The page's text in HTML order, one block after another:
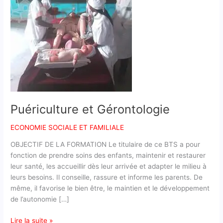
Puériculture et Gérontologie
ECONOMIE SOCIALE ET FAMILIALE
OBJECTIF DE LA FORMATION Le titulaire de ce BTS a pour
fonction de prendre soins des enfants, maintenir et restaurer
leur santé, les accueillir dès leur arrivée et adapter le milieu à
leurs besoins. Il conseille, rassure et informe les parents. De
même, il favorise le bien être, le maintien et le développement
de l’autonomie […]
Lire la suite »